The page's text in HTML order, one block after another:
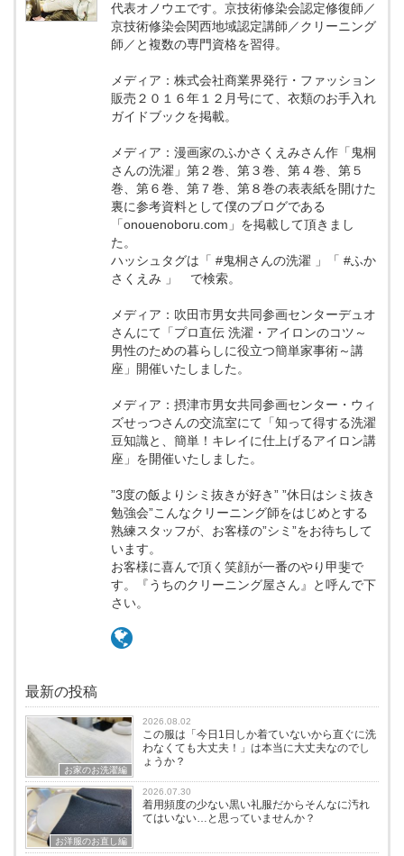
代表オノウエです。京技術修染会認定修復師／
京技術修染会関西地域認定講師／クリーニング
師／と複数の専門資格を習得。
メディア：株式会社商業界発行・ファッション
販売２０１６年１２月号にて、衣類のお手入れ
ガイドブックを掲載。
メディア：漫画家のふかさくえみさん作「鬼桐
さんの洗濯」第２巻、第３巻、第４巻、第５
巻、第６巻、第７巻、第８巻の表表紙を開けた
裏に参考資料として僕のブログである
「onouenoboru.com」を掲載して頂きまし
た。
ハッシュタグは「 #鬼桐さんの洗濯 」「 #ふか
さくえみ 」 で検索。
メディア：吹田市男女共同参画センターデュオ
さんにて「プロ直伝 洗濯・アイロンのコツ～
男性のための暮らしに役立つ簡単家事術～講
座」開催いたしました。
メディア：摂津市男女共同参画センター・ウィ
ズせっつさんの交流室にて「知って得する洗濯
豆知識と、簡単！キレイに仕上げるアイロン講
座」を開催いたしました。
”3度の飯よりシミ抜きが好き” ”休日はシミ抜き
勉強会”こんなクリーニング師をはじめとする
熟練スタッフが、お客様の”シミ”をお待ちして
います。
お客様に喜んで頂く笑顔が一番のやり甲斐で
す。『うちのクリーニング屋さん』と呼んで下
さい。
最新の投稿
お家のお洗濯編
2026.08.02
この服は「今日1日しか着ていないから直ぐに洗
わなくても大丈夫！」は本当に大丈夫なのでし
ょうか？
お洋服のお直し編
2026.07.30
着用頻度の少ない黒い礼服だからそんなに汚れ
てはいない…と思っていませんか？